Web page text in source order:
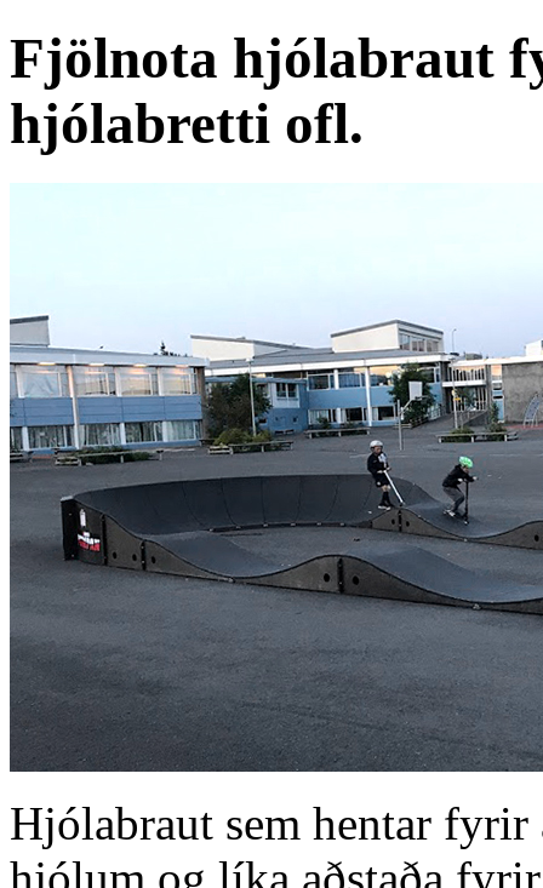
Fjölnota hjólabraut
hjólabretti ofl.
Hjólabraut sem hentar
hjólum og líka aðstaða